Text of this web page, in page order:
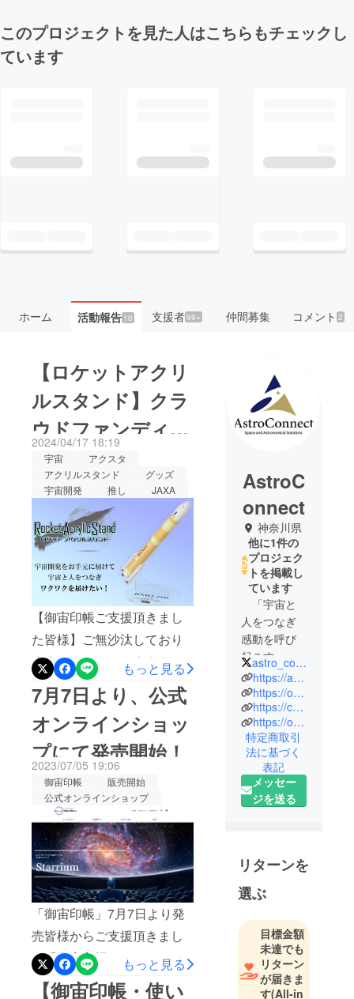
このプロジェクトを見た人はこちらもチェックし
ています
ホーム 活動報告10 支援者99+ 仲間募集 コメント 2
【ロケットアクリ
ルスタンド】クラ
ウドファンディン
グを開始します！
2024/04/17 18:19
宇宙
アクスタ
アクリルスタンド
グッズ
宇宙開発
推し JAXA
【御宙印帳ご支援頂きまし
た皆様】ご無沙汰しており
ます。アストロコネクトの
荒井です。御宙印帳クラウ
ドファンディングの際に
は、皆様からのご支援・ご
声援の程誠にありがとうご
ざいました。このたび、日
本の宇宙開発をもっと身近
に感じて頂こうと思い「ロ
ケットアクリルスタンド」
のクラウドファンディング
を開始いたします。近年多
くのロケットが打ち上るよ
うになりましたが、その姿
を見る機会はかなり限られ
ています。そこで少しでも
宇宙開発を身近に感じて頂
もっと見る
7月7日より、公式
オンラインショッ
プにて発売開始！
2023/07/05 19:06
御宙印帳
販売開始
公式オンラインショップ
「御宙印帳」7月7日より発
売皆様からご支援頂きまし
た「御宙印帳」ですが、7月
7日「七夕」の日に、発売開
もっと見る
【御宙印帳・使い
AstroC
onnect
神奈川県
他に1件の
プロジェク
トを掲載し
ています
「宇宙と
人をつなぎ
感動を呼び
起こす」こ
とをミッ
ションに、
個人・法人
に関わら
ず、様々な
宇宙関連の
イベント企
画・運営
人々に宇宙
の魅力を伝
え、驚きと
感動を広げ
るために、
2019年に設
立しまし
た。
astro_connect
https://astro-connect.com/
https://onlineplane.astro-connect.com/
https://camp-fire.jp/projects/739097/preview
https://onlineplane.official.ec/
特定商取引
法に基づく
表記
メッセー
ジを送る
リターンを
選ぶ
目標金額
未達でも
リターン
が届きま
す(All-in